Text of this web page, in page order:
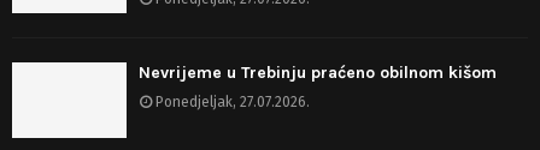
Nevrijeme u Trebinju praćeno obilnom kišom
Ponedjeljak, 27.07.2026.